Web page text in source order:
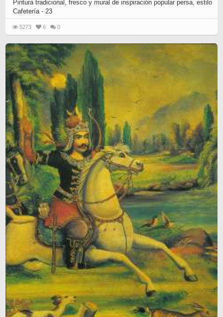
Pintura tradicional, fresco y mural de inspiración popular persa, estilo
Cafetería - 23
5273 6 0